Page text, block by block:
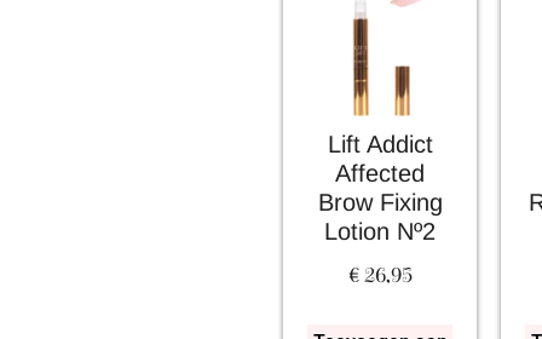
Lift Addict
Affected
Brow Fixing
Lotion Nº2
€26,95